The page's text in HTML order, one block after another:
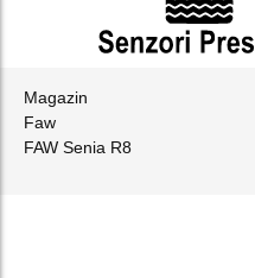
Magazin
Faw
FAW Senia R8